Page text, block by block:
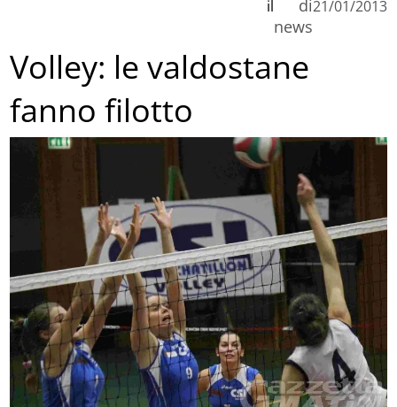
di
news
il 21/01/2013
Volley: le valdostane
fanno filotto